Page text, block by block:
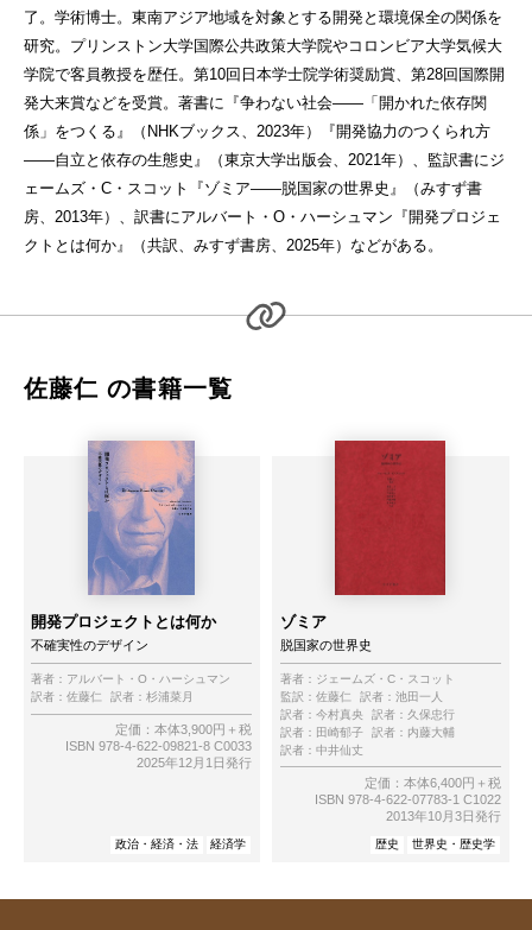
了。学術博士。東南アジア地域を対象とする開発と環境保全の関係を
研究。プリンストン大学国際公共政策大学院やコロンビア大学気候大
学院で客員教授を歴任。第10回日本学士院学術奨励賞、第28回国際開
発大来賞などを受賞。著書に『争わない社会――「開かれた依存関
係」をつくる』（NHKブックス、2023年）『開発協力のつくられ方
――自立と依存の生態史』（東京大学出版会、2021年）、監訳書にジ
ェームズ・C・スコット『ゾミア――脱国家の世界史』（みすず書
房、2013年）、訳書にアルバート・O・ハーシュマン『開発プロジェ
クトとは何か』（共訳、みすず書房、2025年）などがある。
佐藤仁 の書籍一覧
開発プロジェクトとは何か
不確実性のデザイン
著者： アルバート・O・ハーシュマン
訳者： 佐藤仁 訳者： 杉浦菜月
定価：本体3,900円＋税
ISBN 978-4-622-09821-8 C0033
2025年12月1日発行
政治・経済・法 経済学
ゾミア
脱国家の世界史
著者： ジェームズ・C・スコット
監訳： 佐藤仁 訳者： 池田一人
訳者： 今村真央 訳者： 久保忠行
訳者： 田崎郁子 訳者： 内藤大輔
訳者： 中井仙丈
定価：本体6,400円＋税
ISBN 978-4-622-07783-1 C1022
2013年10月3日発行
歴史 世界史・歴史学